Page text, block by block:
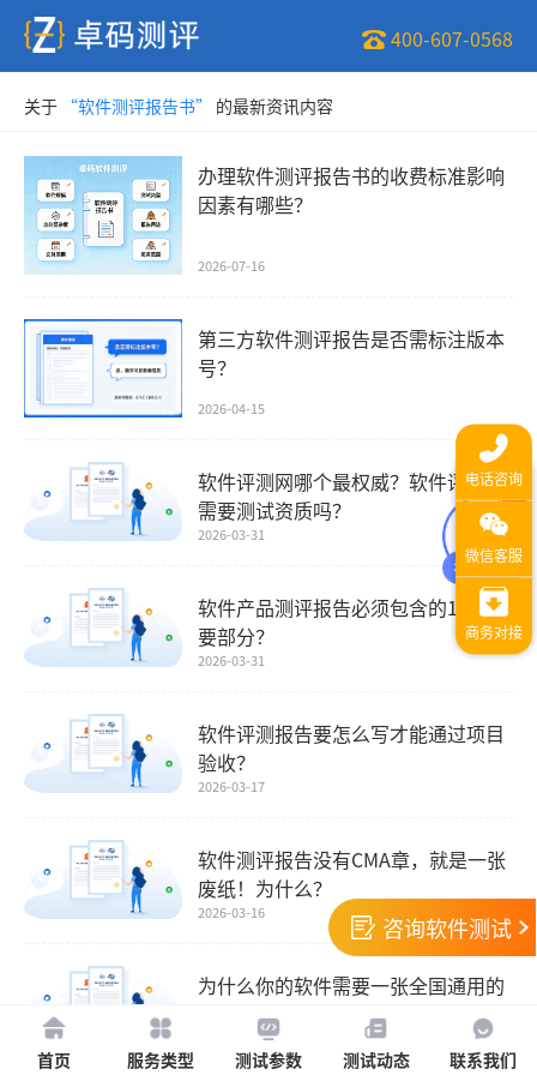
400-607-0568
关于 “软件测评报告书” 的最新资讯内容
办理软件测评报告书的收费标准影响
因素有哪些？
2026-07-16
第三方软件测评报告是否需标注版本
号？
2026-04-15
软件评测网哪个最权威？软件评测网
需要测试资质吗？
2026-03-31
软件产品测评报告必须包含的10个主
要部分？
2026-03-31
软件评测报告要怎么写才能通过项目
验收？
2026-03-17
软件测评报告没有CMA章，就是一张
废纸！为什么？
2026-03-16
为什么你的软件需要一张全国通用的
测评报告？
2026-03-06
咨询软件测试
首页 服务类型 测试参数 测试动态 联系我们